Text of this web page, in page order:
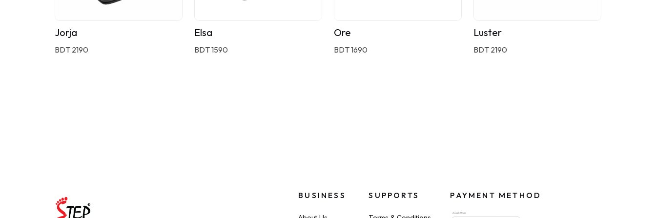
Jorja
BDT 2190
Elsa
BDT 1590
Ore
BDT 1690
Luster
BDT 2190
BUSINESS SUPPORTS PAYMENT METHOD